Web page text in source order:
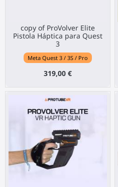
copy of ProVolver Elite
Pistola Háptica para Quest
3
Meta Quest 3 / 3S / Pro
319,00 €